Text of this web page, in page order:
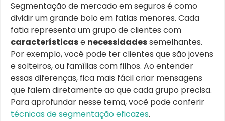
Segmentação de mercado em seguros é como
dividir um grande bolo em fatias menores. Cada
fatia representa um grupo de clientes com
característicase necessidadessemelhantes.
Por exemplo, você pode ter clientes que são jovens
e solteiros, ou famílias com filhos. Ao entender
essas diferenças, fica mais fácil criar mensagens
que falem diretamente ao que cada grupo precisa.
Para aprofundar nesse tema, você pode conferir
técnicas de segmentação eficazes.